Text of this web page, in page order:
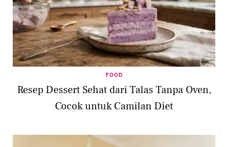
FOOD
Resep Dessert Sehat dari Talas Tanpa Oven,
Cocok untuk Camilan Diet